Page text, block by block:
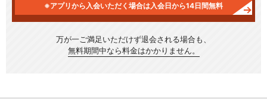
※アプリから入会いただく場合は入会日から14日間無料
万が一ご満足いただけず退会される場合も、
無料期間中なら料金はかかりません。